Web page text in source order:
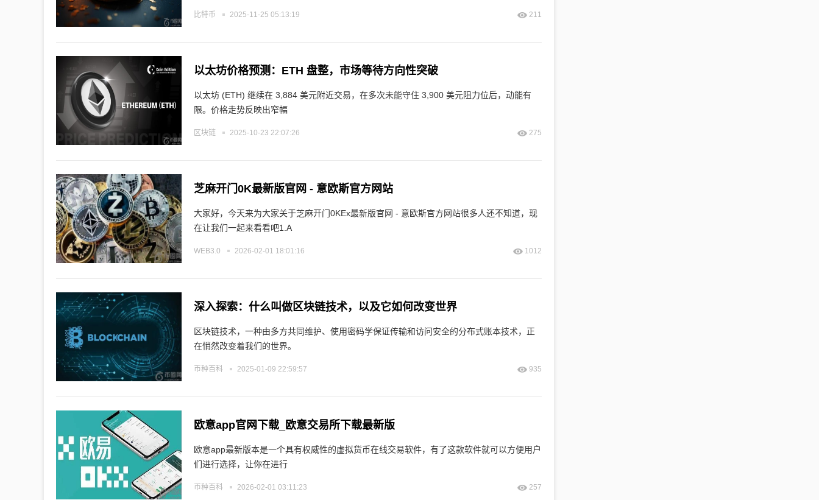
比特币 2025-11-25 05:13:19 211
以太坊价格预测：ETH 盘整，市场等待方向性突破
以太坊 (ETH) 继续在 3,884 美元附近交易，在多次未能守住 3,900 美元阻力位后，动能有
限。价格走势反映出窄幅
区块链 2025-10-23 22:07:26 275
芝麻开门0K最新版官网 - 意欧斯官方网站
大家好，今天来为大家关于芝麻开门0KEx最新版官网 - 意欧斯官方网站很多人还不知道，现
在让我们一起来看看吧1.A
WEB3.0 2026-02-01 18:01:16 1012
深入探索：什么叫做区块链技术，以及它如何改变世界
区块链技术，一种由多方共同维护、使用密码学保证传输和访问安全的分布式账本技术，正
在悄然改变着我们的世界。
币种百科 2025-01-09 22:59:57 935
欧意app官网下载_欧意交易所下载最新版
欧意app最新版本是一个具有权威性的虚拟货币在线交易软件，有了这款软件就可以方便用户
们进行选择，让你在进行
币种百科 2026-02-01 03:11:23 257